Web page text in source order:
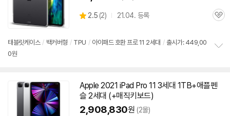
별
2.5 (상
리
2) 21.04. 등록
관
태블릿케이스 / 백커버형 / TPU / 아이패드호환프로11 2세대 / 출시가: 449,00
0원
Apple 2021 iPad Pro 11 3세대 1TB+애플펜
슬 2세대 (+매직키보드)
2,908,830원 (2몰)